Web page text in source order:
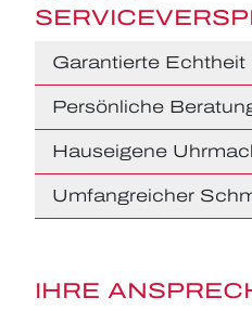
IHRE
Garantierte Echtheit
Persönliche
Hauseigene
Umfangreicher